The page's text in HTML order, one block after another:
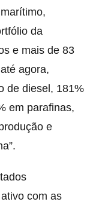
da
e mais de 83
agora,
de diesel, 181%
em parafinas,
e
com as